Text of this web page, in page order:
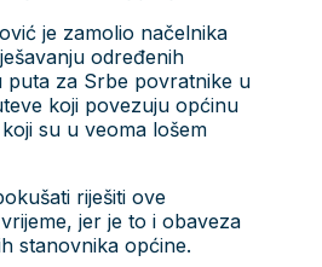
je zamolio načelnika
određenih
puta za Srbe povratnike u
koji povezuju općinu
su u veoma lošem
riješiti ove
jer je to i obaveza
stanovnika općine.